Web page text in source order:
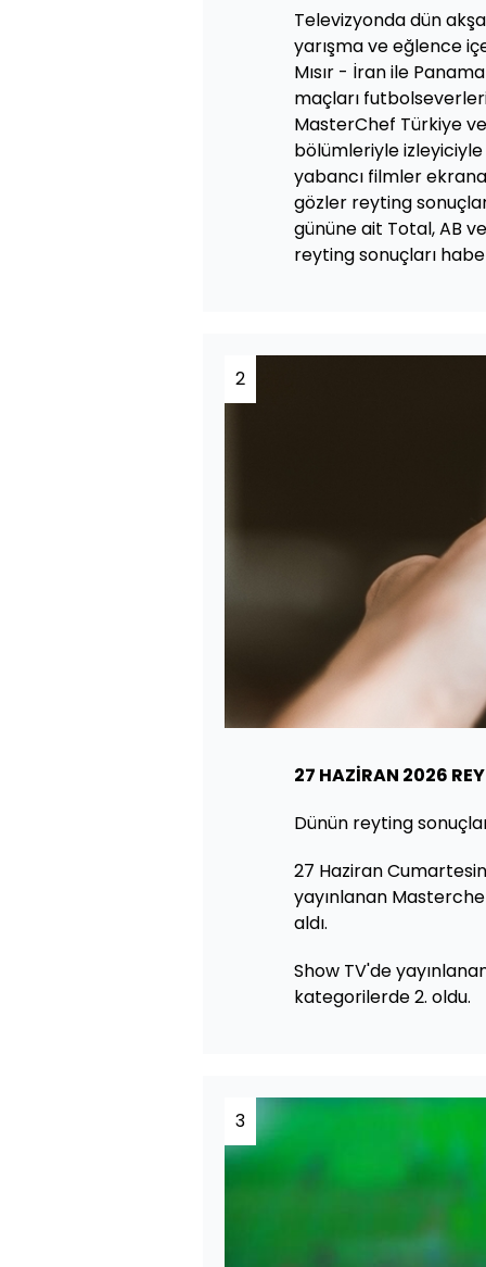
Televizyonda dün
yarışma ve eğlence
Mısır - İran ile
maçları
MasterChef Türkiye
bölümleriyle
yabancı filmler
gözler reyting
gününe ait Total, AB
reyting sonuçları
2
27 HAZİRAN 2026
Dünün reyting
27 Haziran
yayınlanan
aldı.
Show TV'de
kategorilerde 2. oldu.
3